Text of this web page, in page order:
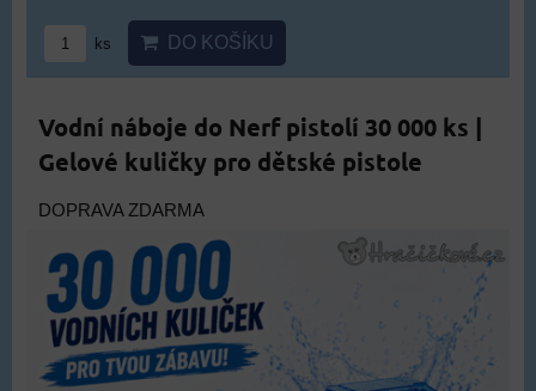
ks DO KOŠÍKU
Vodní náboje do Nerf pistolí 30 000 ks |
Gelové kuličky pro dětské pistole
DOPRAVA ZDARMA